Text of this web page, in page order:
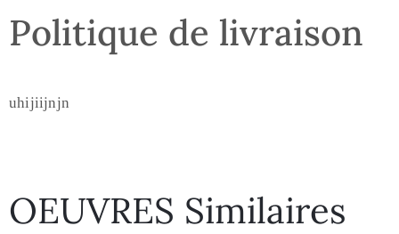
Politique de livraison
uhijiijnjn
OEUVRES Similaires